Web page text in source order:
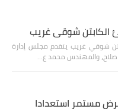
الكابتن شوقي غريب
شوقي غريب يتقدم مجلس إدارة
صلاح، والمهندس محمد ع…
مستمر استعدادا